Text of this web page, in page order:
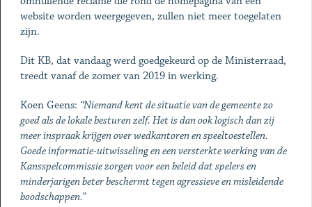
website worden weergegeven, zullen niet meer toegelaten
zijn.
Dit KB, dat vandaag werd goedgekeurd op de Ministerraad,
treedt vanaf de zomer van 2019 in werking.
Koen Geens: “Niemand kent de situatie van de gemeente zo
goed als de lokale besturen zelf. Het is dan ook logisch dan zij
meer inspraak krijgen over wedkantoren en speeltoestellen.
Goede informatie-uitwisseling en een versterkte werking van de
Kansspelcommissie zorgen voor een beleid dat spelers en
minderjarigen beter beschermt tegen agressieve en misleidende
boodschappen.”